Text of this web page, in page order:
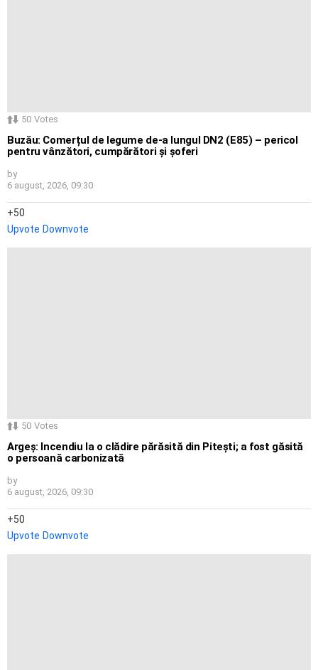
50 Votes
Buzău: Comerțul de legume de-a lungul DN2 (E85) – pericol
pentru vânzători, cumpărători și șoferi
by
6 august, 2026, 09:30
50
Upvote Downvote
50 Votes
Argeș: Incendiu la o clădire părăsită din Pitești; a fost găsită
o persoană carbonizată
by
6 august, 2026, 09:30
50
Upvote Downvote